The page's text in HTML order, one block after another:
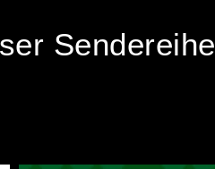
Sendereihe